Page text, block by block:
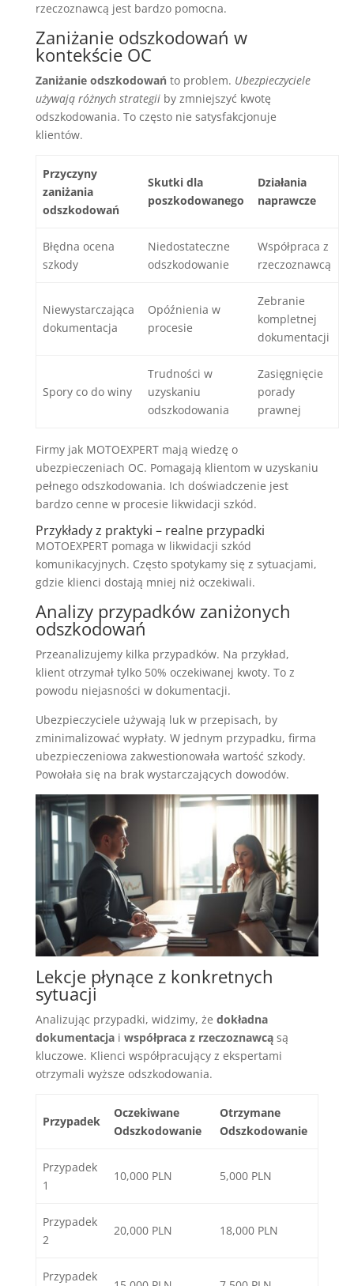
rzeczoznawcą jest bardzo pomocna.
Zaniżanie odszkodowań w
kontekście OC
Zaniżanie odszkodowańto problem. Ubezpieczyciele
używają różnych strategiiby zmniejszyć kwotę
odszkodowania. To często nie satysfakcjonuje
klientów.
Przyczyny
zaniżania
odszkodowań
Skutki dla
poszkodowanego
Działania
naprawcze
Błędna ocena
szkody
Niedostateczne
odszkodowanie
Współpraca z
rzeczoznawcą
Niewystarczająca
dokumentacja
Opóźnienia w
procesie
Zebranie
kompletnej
dokumentacji
Spory co do winy
Trudności w
uzyskaniu
odszkodowania
Zasięgnięcie
porady
prawnej
Firmy jak MOTOEXPERT mają wiedzę o
ubezpieczeniach OC. Pomagają klientom w uzyskaniu
pełnego odszkodowania. Ich doświadczenie jest
bardzo cenne w procesie likwidacji szkód.
Przykłady z praktyki – realne przypadki
MOTOEXPERT pomaga w likwidacji szkód
komunikacyjnych. Często spotykamy się z sytuacjami,
gdzie klienci dostają mniej niż oczekiwali.
Analizy przypadków zaniżonych
odszkodowań
Przeanalizujemy kilka przypadków. Na przykład,
klient otrzymał tylko 50% oczekiwanej kwoty. To z
powodu niejasności w dokumentacji.
Ubezpieczyciele używają luk w przepisach, by
zminimalizować wypłaty. W jednym przypadku, firma
ubezpieczeniowa zakwestionowała wartość szkody.
Powołała się na brak wystarczających dowodów.
Lekcje płynące z konkretnych
sytuacji
Analizując przypadki, widzimy, że dokładna
dokumentacjai współpraca z rzeczoznawcąsą
kluczowe. Klienci współpracujący z ekspertami
otrzymali wyższe odszkodowania.
Przypadek
Oczekiwane
Odszkodowanie
Otrzymane
Odszkodowanie
Przypadek
1
10,000 PLN 5,000 PLN
Przypadek
2
20,000 PLN 18,000 PLN
Przypadek